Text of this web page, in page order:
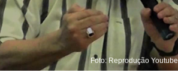
Foto: Reprodução Youtube